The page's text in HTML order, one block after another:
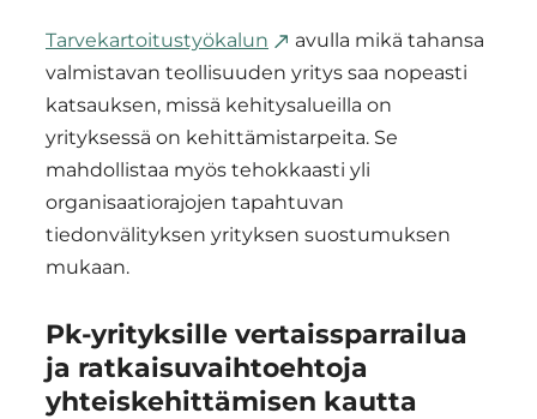
Tarvekartoitustyökalun
avulla mikä tahansa
valmistavan teollisuuden yritys saa nopeasti
katsauksen, missä kehitysalueilla on
yrityksessä on kehittämistarpeita. Se
mahdollistaa myös tehokkaasti yli
organisaatiorajojen tapahtuvan
tiedonvälityksen yrityksen suostumuksen
mukaan.
Pk-yrityksille vertaissparrailua
ja ratkaisuvaihtoehtoja
yhteiskehittämisen kautta